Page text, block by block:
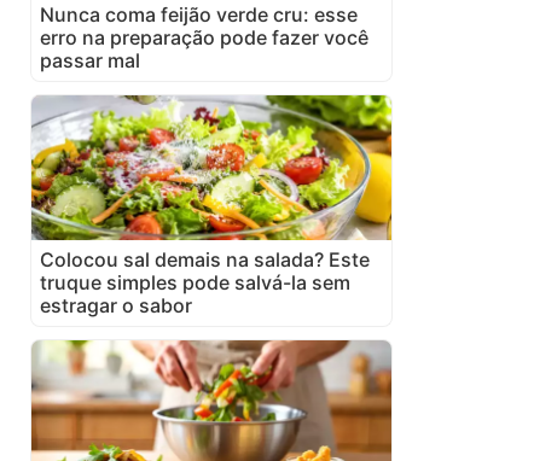
Nunca coma feijão verde cru: esse
erro na preparação pode fazer você
passar mal
Colocou sal demais na salada? Este
truque simples pode salvá-la sem
estragar o sabor